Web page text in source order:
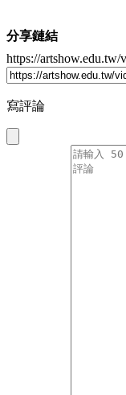
分享鏈結
https://
寫評論